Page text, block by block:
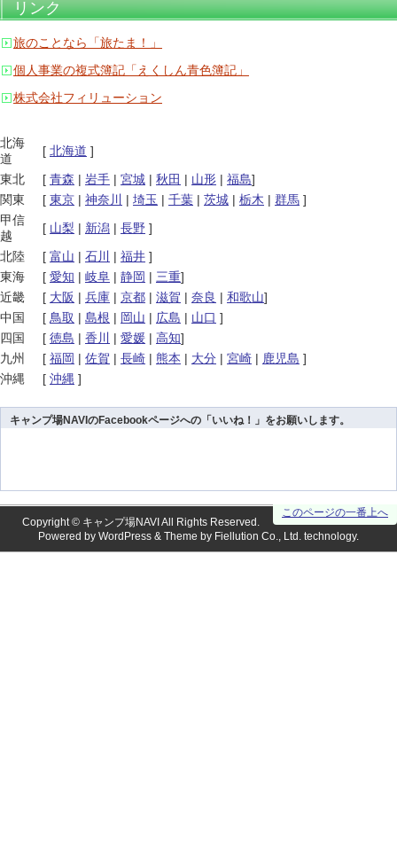
リンク
旅のことなら「旅たま！」
個人事業の複式簿記「えくしん青色簿記」
株式会社フィリューション
北海
道
[ 北海道 ]
東北
[ 青森 | 岩手 | 宮城 | 秋田 | 山形 | 福島]
関東
[ 東京 | 神奈川 | 埼玉 | 千葉 | 茨城 | 栃木 | 群馬 ]
甲信
越
[ 山梨 | 新潟 | 長野 ]
北陸
[ 富山 | 石川 | 福井 ]
東海
[ 愛知 | 岐阜 | 静岡 | 三重]
近畿
[ 大阪 | 兵庫 | 京都 | 滋賀 | 奈良 | 和歌山]
中国
[ 鳥取 | 島根 | 岡山 | 広島 | 山口 ]
四国
[ 徳島 | 香川 | 愛媛 | 高知]
九州
[ 福岡 | 佐賀 | 長崎 | 熊本 | 大分 | 宮崎 | 鹿児島 ]
沖縄
[ 沖縄 ]
キャンプ場NAVIのFacebookページへの「いいね！」をお願いします。
このページの一番上へ
Copyright © キャンプ場NAVI All Rights Reserved.
Powered by WordPress & Theme by Fiellution Co., Ltd. technology.